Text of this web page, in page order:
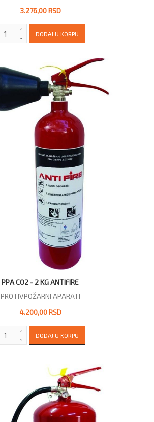
3.276,00 RSD
PPA CO2 - 2 KG ANTIFIRE
PROTIVPOŽARNI APARATI
4.200,00 RSD